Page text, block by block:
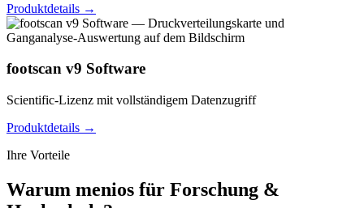
Produktdetails →
footscan v9 Software
Scientific-Lizenz mit vollständigem Datenzugriff
Produktdetails →
Ihre Vorteile
Warum menios für Forschung &